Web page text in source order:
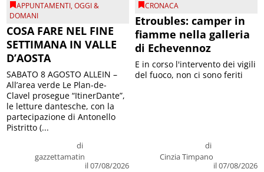
APPUNTAMENTI,OGGI &
DOMANI
COSA FARE NEL FINE
SETTIMANA IN VALLE
D’AOSTA
di
gazzettamatin
il 07/08/2026
SABATO 8 AGOSTO ALLEIN –
All’area verde Le Plan-de-
Clavel prosegue “ItinerDante”,
le letture dantesche, con la
partecipazione di Antonello
Pistritto (...
CRONACA
Etroubles: camper in
fiamme nella galleria
di Echevennoz
di
Cinzia Timpano
il 07/08/2026
E in corso l'intervento dei vigili
del fuoco, non ci sono feriti